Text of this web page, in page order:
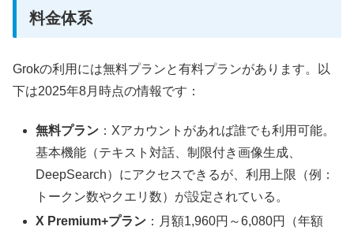
料金体系
Grokの利用には無料プランと有料プランがあります。以
下は2025年8月時点の情報です：
無料プラン ：Xアカウントがあれば誰でも利用可能。
基本機能（テキスト対話、制限付き画像生成、
DeepSearch）にアクセスできるが、利用上限（例：
トークン数やクエリ数）が設定されている。
X Premium+プラン ：月額1,960円～6,080円（年額